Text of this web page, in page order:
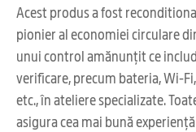
Acest produs a fost
pionier al economiei circulare
unui control amănunțit ce
verificare, precum bateria, Wi-
etc., în ateliere specializate.
asigura cea mai bună